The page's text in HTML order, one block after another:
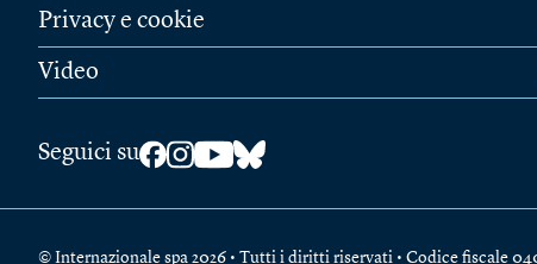
Privacy e cookie
Video
Seguici su
© Internazionale spa 2026 • Tutti i diritti riservati • Codice fiscale